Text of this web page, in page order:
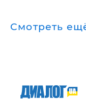
Смотреть